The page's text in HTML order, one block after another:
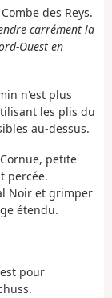
des Reys.
carrément la
Ouest en
n'est plus
les plis du
au-dessus.
petite
percée.
Noir et grimper
étendu.
pour